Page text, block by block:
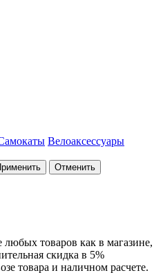
Велоаксессуары
Отменить
товаров как в магазине,
скидка в 5%
товара и наличном расчете.